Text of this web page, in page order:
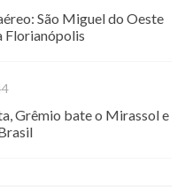
São Miguel do Oeste
Florianópolis
Grêmio bate o Mirassol e